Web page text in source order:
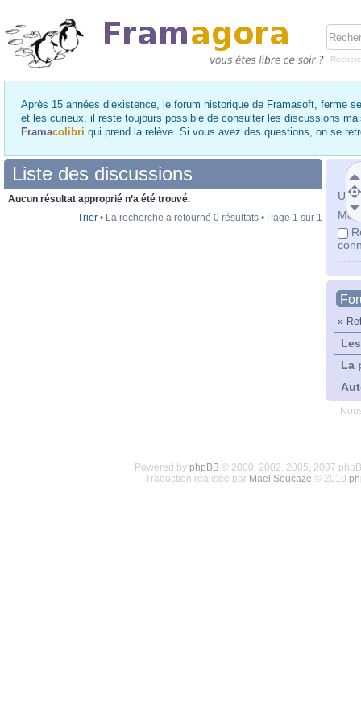
Après 15 années d’existence, le forum historique de Framasoft, ferme
et les curieux, il reste toujours possible de consulter les discussions
Framacolibri qui prend la relève. Si vous avez des questions, on se
Mot
»
La
Liste des discussions
Aucun résultat approprié n’a été trouvé.
Trier • La recherche a retourné 0 résultats • Page 1 sur 1
Powered by phpBB© 2000, 2002, 2005, 2007
Traduction réalisée par Maël Soucaze © 2010